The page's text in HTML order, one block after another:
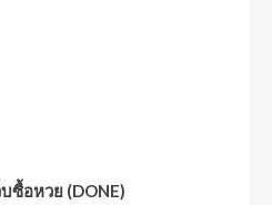
ซื้อหวย (DONE)